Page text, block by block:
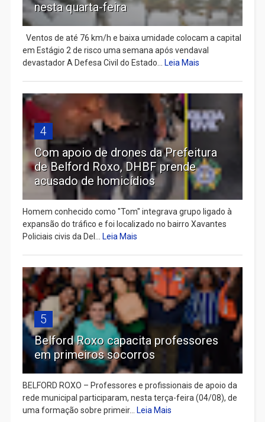
nesta quarta-feira
Ventos de até 76 km/h e baixa umidade colocam a capital
em Estágio 2 de risco uma semana após vendaval
devastador A Defesa Civil do Estado... Leia Mais
4
Com apoio de drones da Prefeitura
de Belford Roxo, DHBF prende
acusado de homicídios
Homem conhecido como "Tom" integrava grupo ligado à
expansão do tráfico e foi localizado no bairro Xavantes
Policiais civis da Del... Leia Mais
5
Belford Roxo capacita professores
em primeiros socorros
BELFORD ROXO – Professores e profissionais de apoio da
rede municipal participaram, nesta terça-feira (04/08), de
uma formação sobre primeir... Leia Mais